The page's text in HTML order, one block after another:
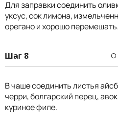
Для заправки соединить
уксус, сок лимона,
орегано и хорошо перемешать.
Шаг 8
В чаше соединить листья
черри, болгарский перец,
куриное филе.